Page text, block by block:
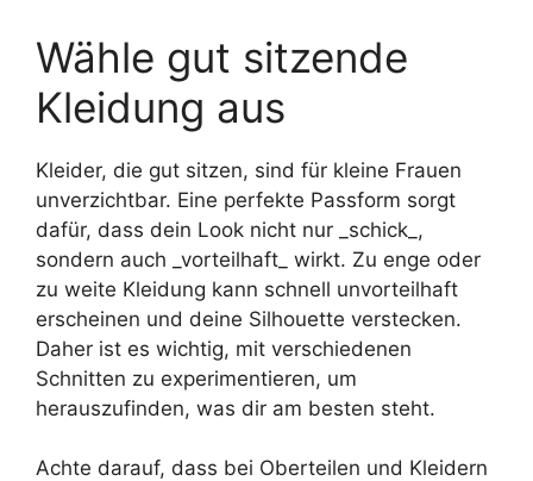
Wähle gut sitzende
Kleidung aus
Kleider, die gut sitzen, sind für kleine Frauen
unverzichtbar. Eine perfekte Passform sorgt
dafür, dass dein Look nicht nur _schick_,
sondern auch _vorteilhaft_ wirkt. Zu enge oder
zu weite Kleidung kann schnell unvorteilhaft
erscheinen und deine Silhouette verstecken.
Daher ist es wichtig, mit verschiedenen
Schnitten zu experimentieren, um
herauszufinden, was dir am besten steht.
Achte darauf, dass bei Oberteilen und Kleidern